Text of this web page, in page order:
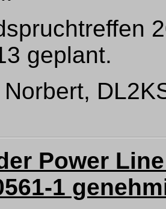
geplant.
Power
1